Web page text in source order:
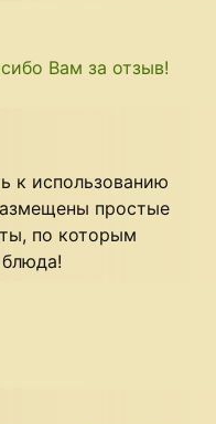
Вам за отзыв!
к использованию
простые
по которым